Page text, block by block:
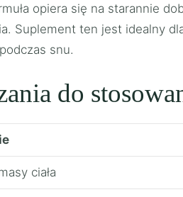
opiera się na starannie
Suplement ten jest idealny
snu.
do
ciała